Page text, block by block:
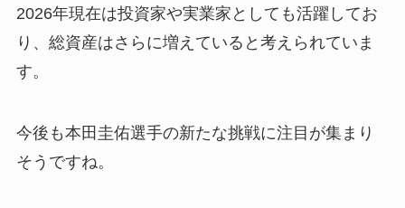
2026年現在は投資家や実業家としても活躍してお
り、総資産はさらに増えていると考えられていま
す。
今後も本田圭佑選手の新たな挑戦に注目が集まり
そうですね。